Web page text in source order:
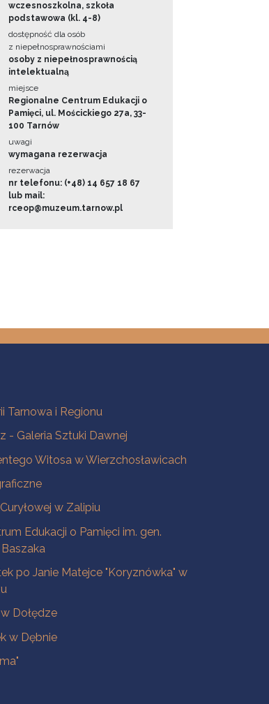
wczesnoszkolna, szkoła
podstawowa (kl. 4-8)
dostępność dla osób
z niepełnosprawnościami
osoby z niepełnosprawnością
intelektualną
miejsce
Regionalne Centrum Edukacji o
Pamięci, ul. Mościckiego 27a, 33-
100 Tarnów
uwagi
wymagana rezerwacja
rezerwacja
nr telefonu: (+48) 14 657 18 67
lub mail:
rceop@muzeum.tarnow.pl
Tarnowa i Regionu
- Galeria Sztuki Dawnej
Witosa w Wierzchosławicach
w Zalipiu
Edukacji o Pamięci im. gen.
po Janie Matejce "Koryznówka" w
Dołędze
w Dębnie